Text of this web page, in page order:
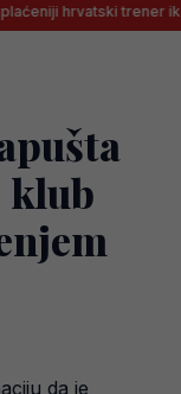
hrvatski trener ikada!
klub
da je